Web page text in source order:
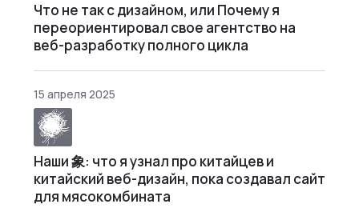
Что не так с дизайном, или Почему я
переориентировал свое агентство на
веб-разработку полного цикла
15 апреля 2025
Наши 象: что я узнал про китайцев и
китайский веб-дизайн, пока создавал сайт
для мясокомбината